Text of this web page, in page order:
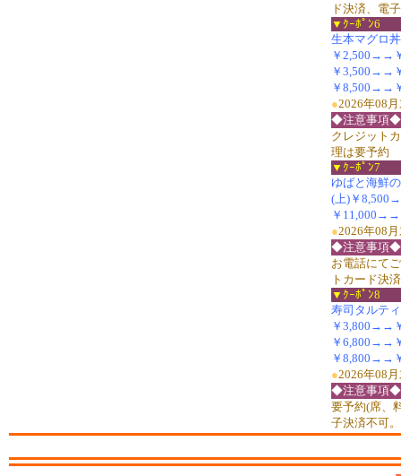
ド決済、電
▼ｸｰﾎﾟﾝ6
生本マグロ
￥2,500→→
￥3,500→→
￥8,500→→
●2026年08
◆注意事項◆
クレジット
理は要予約
▼ｸｰﾎﾟﾝ7
ゆばと海鮮
(上)￥
￥11,000→→
●2026年08
◆注意事項◆
お電話にて
トカード決
▼ｸｰﾎﾟﾝ8
寿司タルテ
￥3,800→→
￥6,800→→
￥8,800→→
●2026年08
◆注意事項◆
要予約(席、
子決済不可。